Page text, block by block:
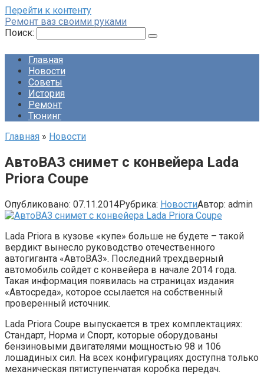
Перейти к контенту
Ремонт ваз своими руками
Поиск:
Главная
Новости
Советы
История
Ремонт
Тюнинг
Главная » Новости
АвтоВАЗ снимет с конвейера Lada
Priora Coupe
Опубликовано: 07.11.2014Рубрика: НовостиАвтор: admin
Lada Priora в кузове «купе» больше не будете – такой
вердикт вынесло руководство отечественного
автогиганта «АвтоВАЗ». Последний трехдверный
автомобиль сойдет с конвейера в начале 2014 года.
Такая информация появилась на страницах издания
«Автосреда», которое ссылается на собственный
проверенный источник.
Lada Priora Coupe выпускается в трех комплектациях:
Стандарт, Норма и Спорт, которые оборудованы
бензиновыми двигателями мощностью 98 и 106
лошадиных сил. На всех конфигурациях доступна только
механическая пятиступенчатая коробка передач.